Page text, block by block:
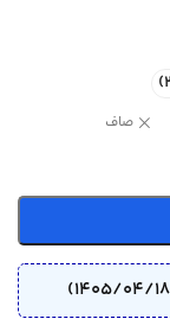
صاف